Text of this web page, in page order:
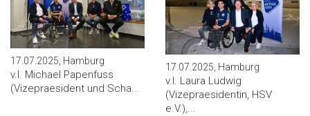
17.07.2025, Hamburg
v.l. Michael Papenfuss
(Vizepraesident und Scha...
17.07.2025, Hamburg
v.l. Laura Ludwig
(Vizepraesidentin, HSV
e.V.),...